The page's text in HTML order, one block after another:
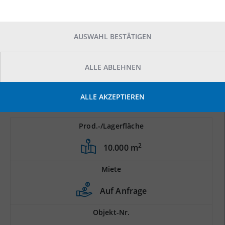
Prod.-/Lagerfläche
10.000 m2
Miete
Auf Anfrage
Objekt-Nr.
AUSWAHL BESTÄTIGEN
ALLE ABLEHNEN
ALLE AKZEPTIEREN